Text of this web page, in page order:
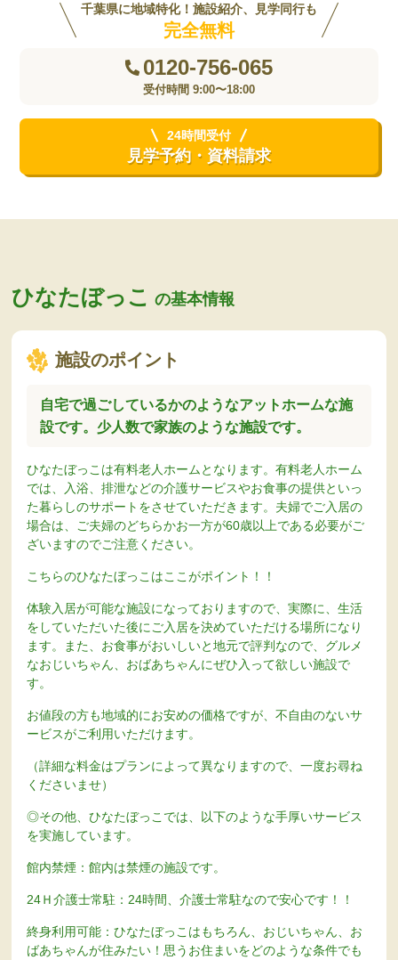
千葉県に地域特化！施設紹介、見学同行も
完全無料
0120-756-065
受付時間 9:00〜18:00
24時間受付
見学予約・資料請求
ひなたぼっこ の基本情報
施設のポイント
自宅で過ごしているかのようなアットホームな施
設です。少人数で家族のような施設です。
ひなたぼっこは有料老人ホームとなります。有料老人ホーム
では、入浴、排泄などの介護サービスやお食事の提供といっ
た暮らしのサポートをさせていただきます。夫婦でご入居の
場合は、ご夫婦のどちらかお一方が60歳以上である必要がご
ざいますのでご注意ください。
こちらのひなたぼっこはここがポイント！！
体験入居が可能な施設になっておりますので、実際に、生活
をしていただいた後にご入居を決めていただける場所になり
ます。また、お食事がおいしいと地元で評判なので、グルメ
なおじいちゃん、おばあちゃんにぜひ入って欲しい施設で
す。
お値段の方も地域的にお安めの価格ですが、不自由のないサ
ービスがご利用いただけます。
（詳細な料金はプランによって異なりますので、一度お尋ね
くださいませ）
◎その他、ひなたぼっこでは、以下のような手厚いサービス
を実施しています。
館内禁煙：館内は禁煙の施設です。
24Ｈ介護士常駐：24時間、介護士常駐なので安心です！！
終身利用可能：ひなたぼっこはもちろん、おじいちゃん、お
ばあちゃんが住みたい！思うお住まいをどのような条件でも